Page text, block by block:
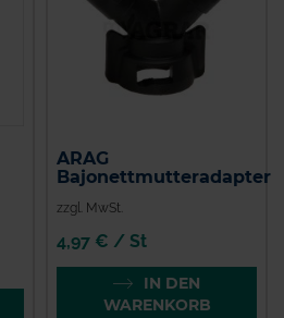
ARAG
Bajonettmutteradapter
zzgl. MwSt.
4,97 € / St
IN DEN
WARENKORB